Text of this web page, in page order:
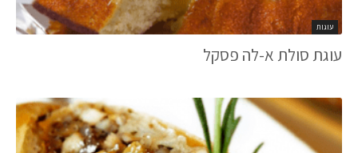
עוגות
עוגת סולת א-לה פסקל